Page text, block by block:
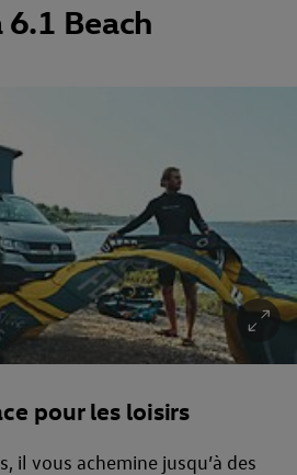
Beach
pour les loisirs
il vous achemine jusqu’à des